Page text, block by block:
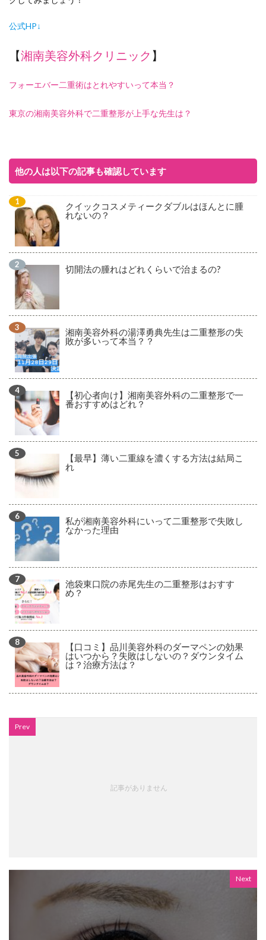
公式HP↓
【湘南美容外科クリニック 】
フォーエバー二重術はとれやすいって本当？
東京の湘南美容外科で二重整形が上手な先生は？
他の人は以下の記事も確認しています
クイックコスメティークダブルはほんとに腫
れないの？
切開法の腫れはどれくらいで治まるの?
湘南美容外科の湯澤勇典先生は二重整形の失
敗が多いって本当？？
【初心者向け】湘南美容外科の二重整形で一
番おすすめはどれ？
【最早】薄い二重線を濃くする方法は結局こ
れ
私が湘南美容外科にいって二重整形で失敗し
なかった理由
池袋東口院の赤尾先生の二重整形はおすす
め？
【口コミ】品川美容外科のダーマペンの効果
はいつから？失敗はしないの？ダウンタイム
は？治療方法は？
Prev
記事がありません
Next